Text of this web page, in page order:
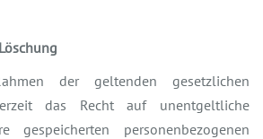
der geltenden gesetzlichen
das Recht auf unentgeltliche
personenbezogenen